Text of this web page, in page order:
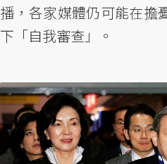
播，各家媒體仍可能在擔
下「自我審查」。